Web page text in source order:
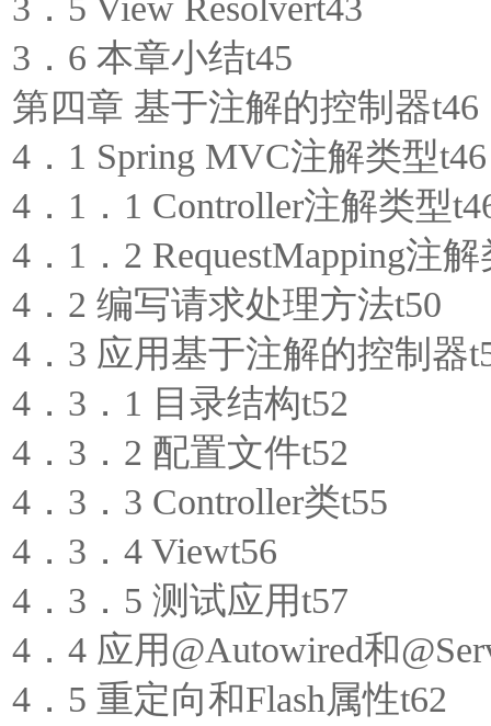
3．6 本章小结t45
第四章 基于注解的控制器t46
4．1 Spring MVC注解类型t46
4．1．1 Controller注解类型
4．1．2 RequestMapping注
4．2 编写请求处理方法t50
4．3 应用基于注解的控制器
4．3．1 目录结构t52
4．3．2 配置文件t52
4．3．3 Controller类t55
4．3．4 Viewt56
4．3．5 测试应用t57
4．4 应用@Autowired和
4．5 重定向和Flash属性t62